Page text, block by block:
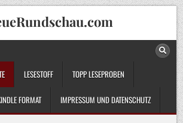
LESESTOFF TOPP LESEPROBEN
FORMAT IMPRESSUM UND DATENSCHUTZ